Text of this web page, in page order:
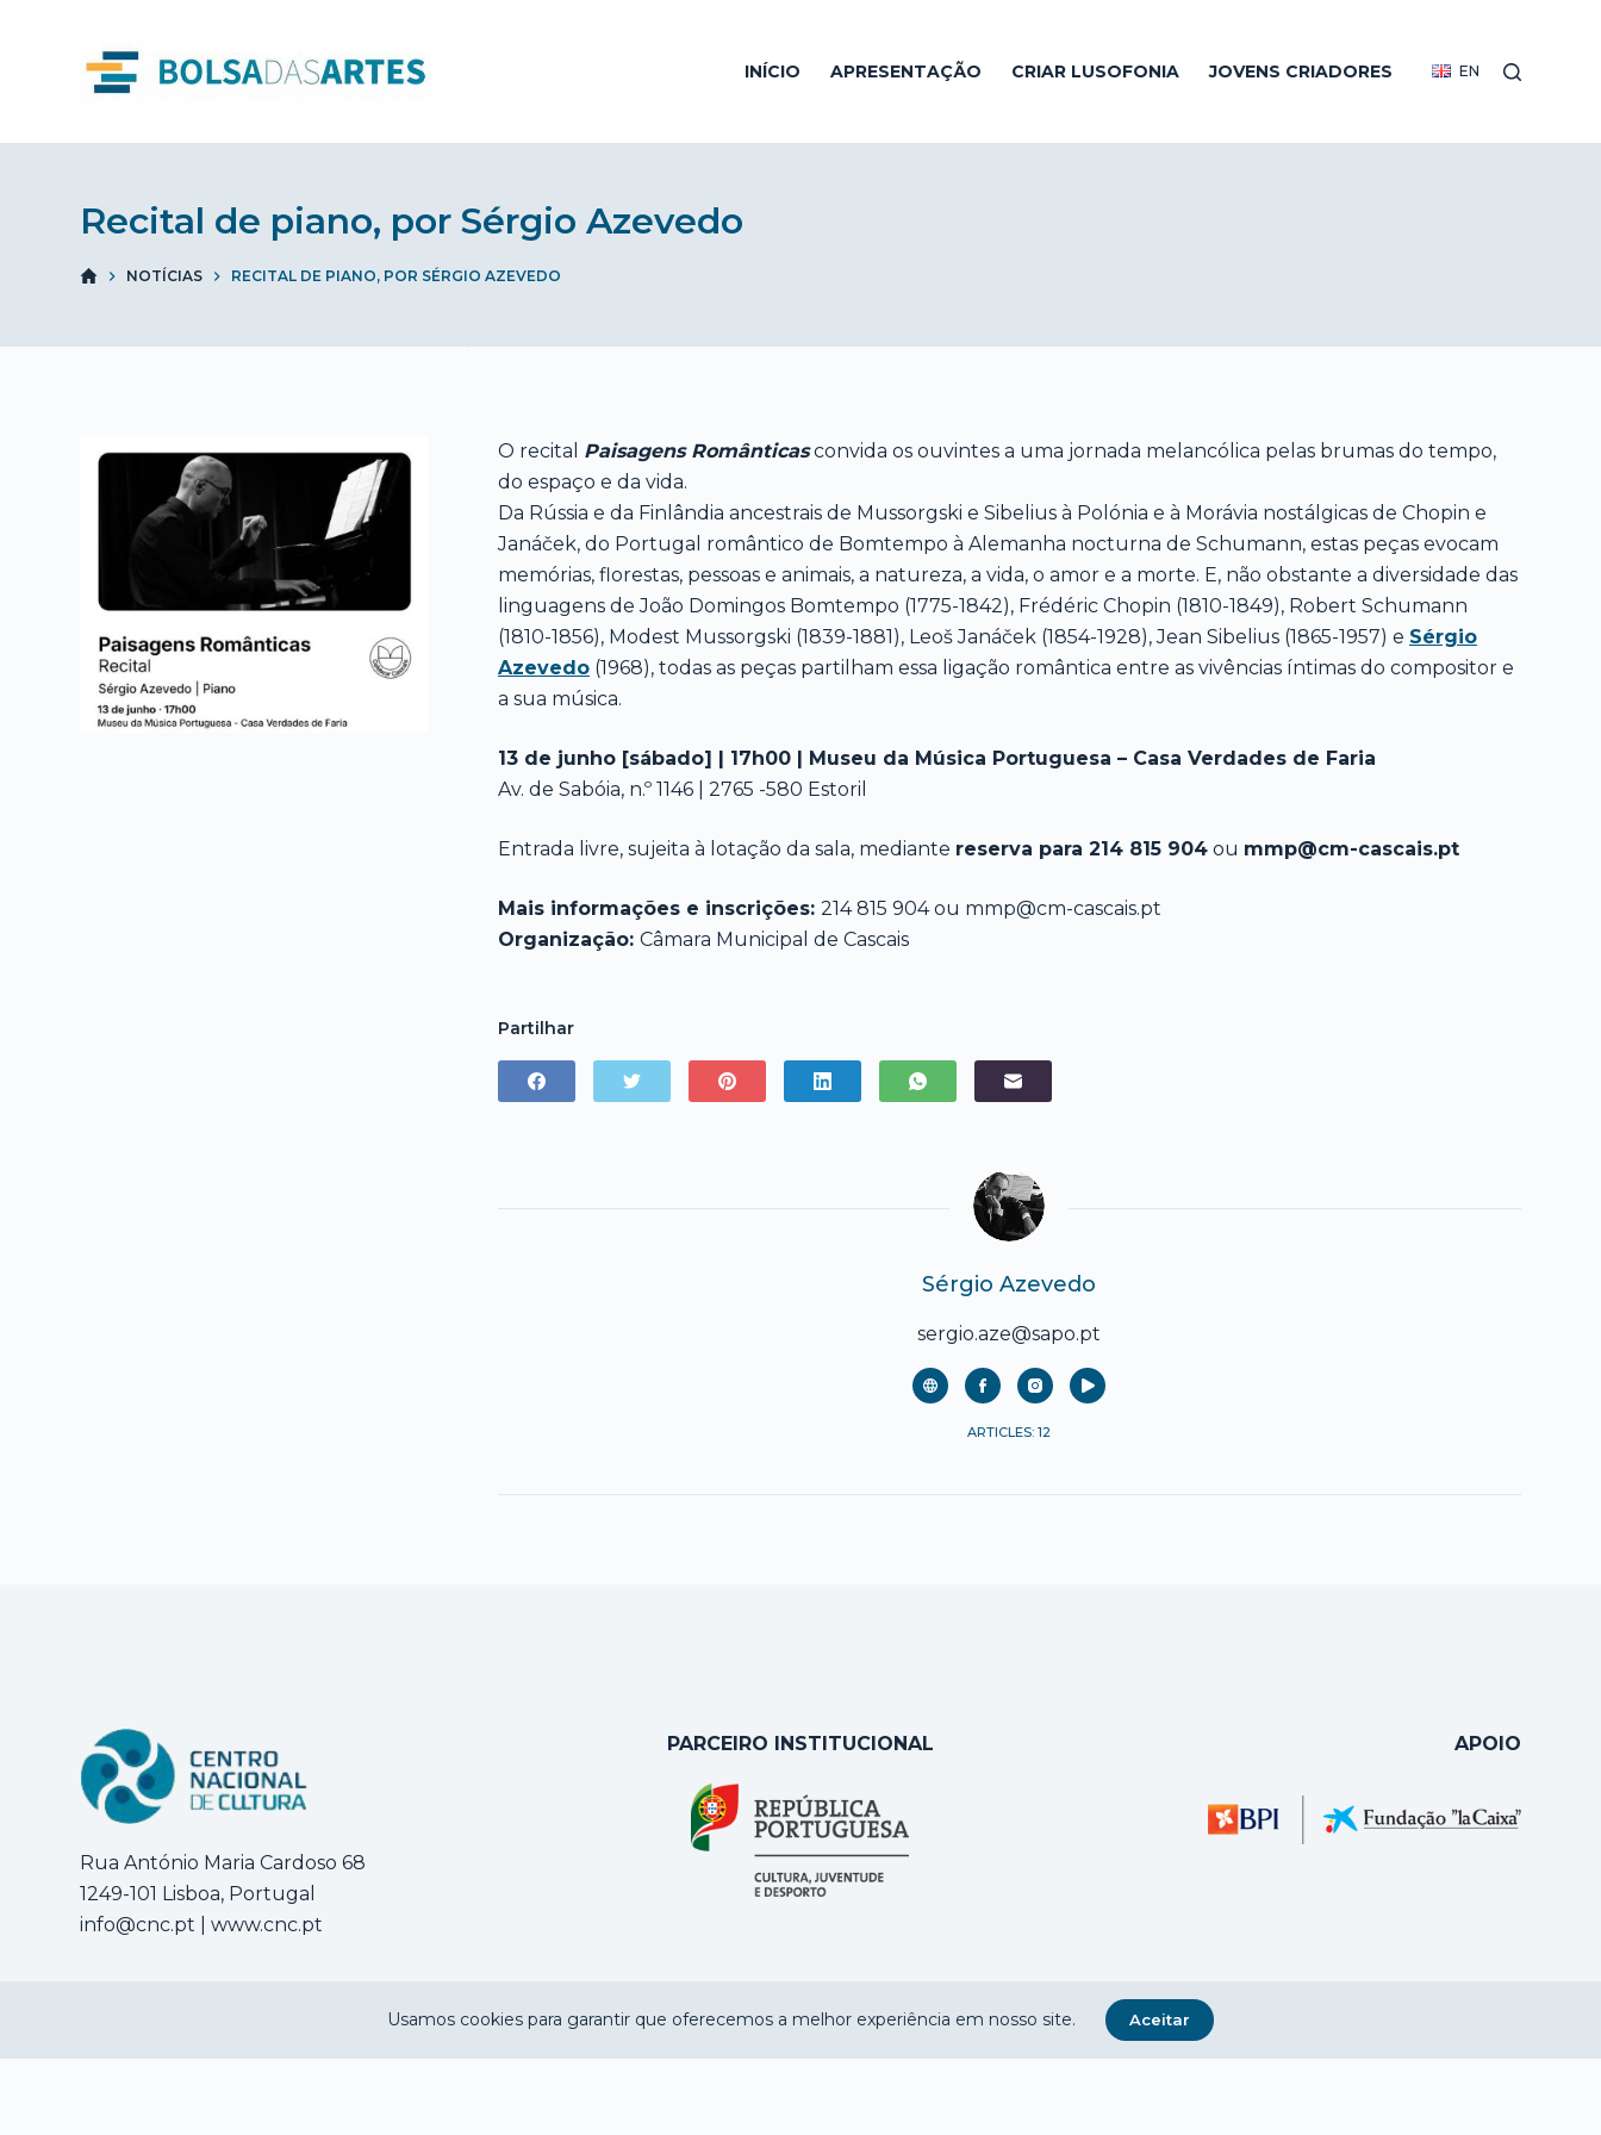
t
INÍCIO APRESENTAÇÃO CRIAR LUSOFONIA JOVENS CRIADORES EN
Recital de piano, por Sérgio Azevedo
NOTÍCIAS RECITAL DE PIANO, POR SÉRGIO AZEVEDO
O recital Paisagens Românticasconvida os ouvintes a uma jornada melancólica pelas brumas do tempo,
do espaço e da vida.
Da Rússia e da Finlândia ancestrais de Mussorgski e Sibelius à Polónia e à Morávia nostálgicas de Chopin e
Janáček, do Portugal romântico de Bomtempo à Alemanha nocturna de Schumann, estas peças evocam
memórias, florestas, pessoas e animais, a natureza, a vida, o amor e a morte. E, não obstante a diversidade das
linguagens de João Domingos Bomtempo (1775-1842), Frédéric Chopin (1810-1849), Robert Schumann
(1810-1856), Modest Mussorgski (1839-1881), Leoš Janáček (1854-1928), Jean Sibelius (1865-1957) e Sérgio
Azevedo(1968), todas as peças partilham essa ligação romântica entre as vivências íntimas do compositor e
a sua música.
13 de junho [sábado] | 17h00 | Museu da Música Portuguesa – Casa Verdades de Faria
Av. de Sabóia, n.º 1146 | 2765 -580 Estoril
Entrada livre, sujeita à lotação da sala, mediante reserva para 214 815 904ou mmp@cm-cascais.pt
Mais informações e inscrições: 214 815 904 ou mmp@cm-cascais.pt
Organização: Câmara Municipal de Cascais
Partilhar
Sérgio Azevedo
sergio.aze@sapo.pt
ARTICLES: 12
Rua António Maria Cardoso 68
1249-101 Lisboa, Portugal
info@cnc.pt
www.cnc.pt
PARCEIRO INSTITUCIONAL APOIO
Usamos cookies para garantir que oferecemos a melhor experiência em nosso site. Aceitar